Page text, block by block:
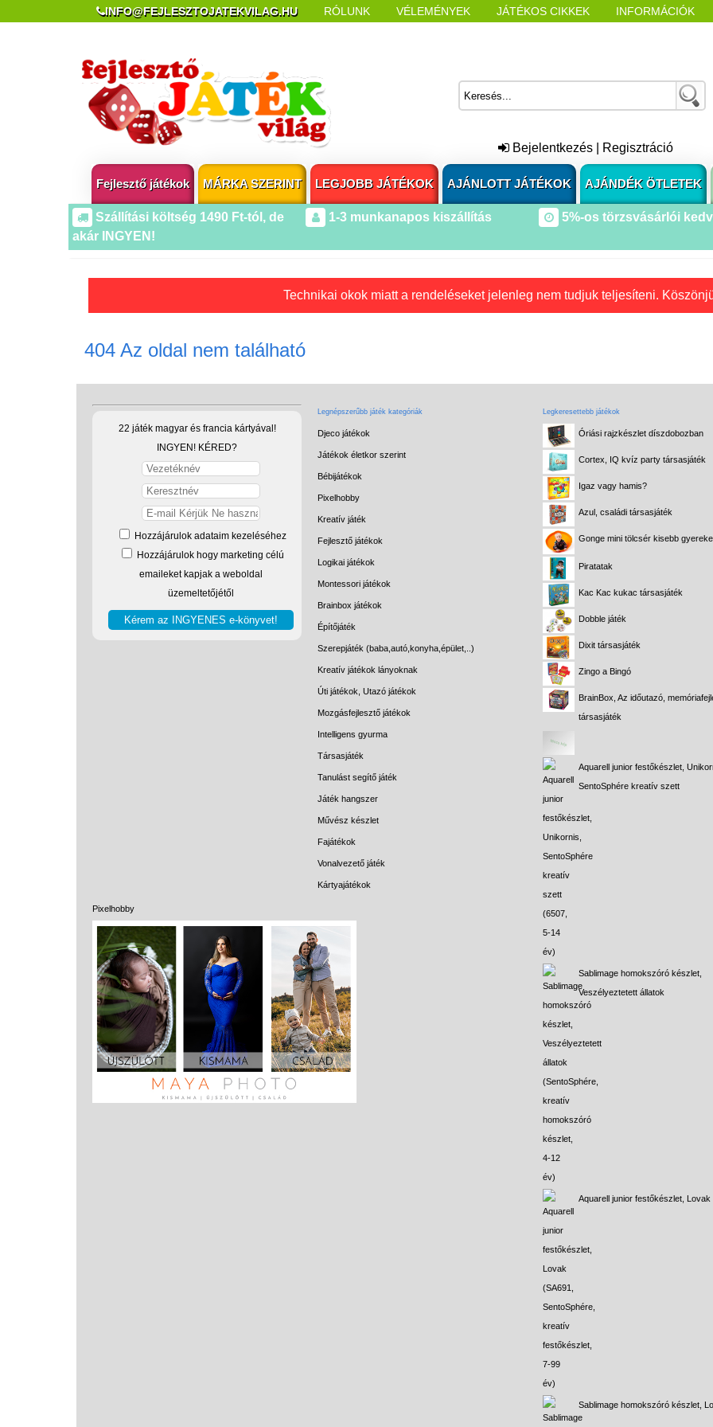
INFO@FEJLESZTOJATEKVILAG.HU RÓLUNK VÉLEMÉNYEK JÁTÉKOS CIKKEK INFORMÁCIÓK
Bejelentkezés Regisztráció
Fejlesztő játékok MÁRKA SZERINT LEGJOBB JÁTÉKOK AJÁNLOTT JÁTÉKOK AJÁNDÉK ÖTLETEK
Szállítási költség 1490 Ft-tól, de
akár INGYEN!
1-3 munkanapos kiszállítás 5%-os törzsvásárlói
Technikai okok miatt a rendeléseket jelenleg nem tudjuk teljesíteni.
404 Az oldal nem található
22 játék magyar és francia kártyával!
INGYEN! KÉRED?
Hozzájárulok adataim kezeléséhez
Hozzájárulok hogy marketing célú
emaileket kapjak a weboldal
üzemeltetőjétől
Pixelhobby
Legnépszerűbb játék kategóriák
Djeco játékok
Játékok életkor szerint
Bébijátékok
Pixelhobby
Kreatív játék
Fejlesztő játékok
Logikai játékok
Montessori játékok
Brainbox játékok
Építőjáték
Szerepjáték (baba,autó,konyha,épület,..)
Kreatív játékok lányoknak
Úti játékok, Utazó játékok
Mozgásfejlesztő játékok
Intelligens gyurma
Társasjáték
Tanulást segítő játék
Játék hangszer
Művész készlet
Fajátékok
Vonalvezető játék
Kártyajátékok
Legkeresettebb játékok
Óriási rajzkészlet díszdobozban
Cortex, IQ kvíz party társasjáték
Igaz vagy hamis?
Azul, családi társasjáték
Gonge mini tölcsér kisebb
Piratatak
Kac Kac kukac társasjáték
Dobble játék
Dixit társasjáték
Zingo a Bingó
BrainBox, Az időutazó,
társasjáték
Aquarell junior festőkészlet,
SentoSphére kreatív szett
Sablimage homokszóró készlet,
Veszélyeztetett állatok
Aquarell junior festőkészlet, Lovak
Sablimage homokszóró készlet,